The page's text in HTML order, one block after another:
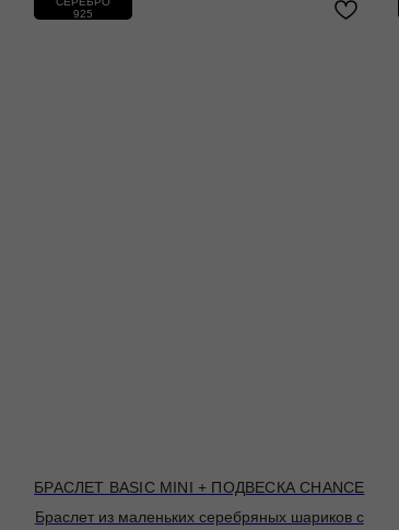
925
БРАСЛЕТ BASIC MINI + ПОДВЕСКА CHANCE
Браслет из маленьких серебряных шариков с